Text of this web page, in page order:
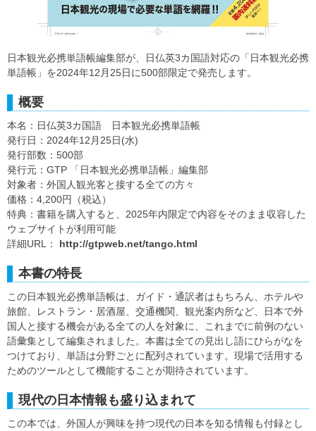
日本観光必携単語帳編集部が、日仏英3カ国語対応の「日本観光必携
単語帳」を2024年12月25日に500部限定で発売します。
概要
本名：日仏英3カ国語 日本観光必携単語帳
発行日：2024年12月25日(水)
発行部数：500部
発行元：GTP 「日本観光必携単語帳」編集部
対象者：外国人観光客と接する全ての方々
価格：4,200円（税込）
特典：書籍を購入すると、2025年内限定で内容をそのまま収容した
ウェブサイトが利用可能
詳細URL： http://gtpweb.net/tango.html
本書の特長
この日本観光必携単語帳は、ガイド・通訳者はもちろん、ホテルや
旅館、レストラン・居酒屋、交通機関、観光案内所など、日本で外
国人と接する機会がある全ての人を対象に、これまでに前例のない
語彙集として編集されました。本書は全ての見出し語にひらがなを
つけており、単語は分野ごとに配列されています。現場で活用する
ためのツールとして機能することが期待されています。
現代の日本情報も盛り込まれて
この本では、外国人が興味を持つ現代の日本を知る情報も付録とし